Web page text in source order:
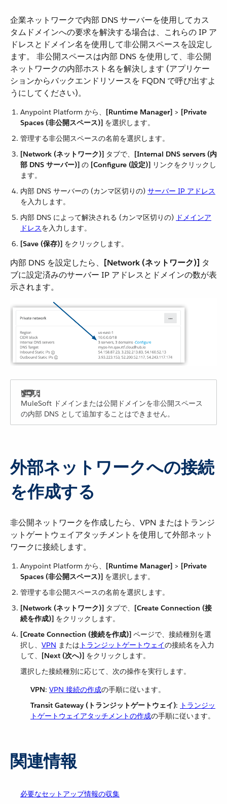
企業ネットワークで内部 DNS サーバーを使用してカス
タムドメインへの要求を解決する場合は、これらの IP ア
ドレスとドメイン名を使用して非公開スペースを設定し
ます。 非公開スペースは内部 DNS を使用して、非公開
ネットワークの内部ホスト名を解決します (アプリケー
ションからバックエンドリソースを FQDN で呼び出すよ
うにしてください)。
Anypoint Platform から、​ [Runtime Manager] ​ > ​ [Private
Spaces (非公開スペース)] ​ を選択します。
管理する非公開スペースの名前を選択します。
[Network (ネットワーク)] ​ タブで、​ [Internal DNS servers (内
部 DNS サーバー)] ​ の ​ [Configure (設定)] ​ リンクをクリックし
ます。
内部 DNS サーバーの (カンマ区切りの) ​ サーバー IP アドレス
を入力します。
内部 DNS によって解決される (カンマ区切りの) ​ ドメインア
ドレス​を入力します。
[Save (保存)] ​ をクリックします。
内部 DNS を設定したら、​ [Network (ネットワーク)] ​ タ
ブに設定済みのサーバー IP アドレスとドメインの数が表
示されます。
MuleSoft ドメインまたは公開ドメインを非公開スペース
の内部 DNS として追加することはできません。
外部ネットワークへの接続
を作成する
非公開ネットワークを作成したら、VPN またはトランジ
ットゲートウェイアタッチメントを使用して外部ネット
ワークに接続します。
Anypoint Platform から、​ [Runtime Manager] ​ > ​ [Private
Spaces (非公開スペース)] ​ を選択します。
管理する非公開スペースの名前を選択します。
[Network (ネットワーク)] ​ タブで、​ [Create Connection (接
続を作成)] ​ をクリックします。
[Create Connection (接続を作成)] ​ ページで、接続種別を選
択し、​ VPN ​ または​ トランジットゲートウェイ​の接続名を入力
して、​ [Next (次へ)] ​ をクリックします。
選択した接続種別に応じて、次の操作を実行します。
VPN​: VPN 接続の作成の手順に従います。
Transit Gateway (トランジットゲートウェイ)​: トランジッ
トゲートウェイアタッチメントの作成の手順に従います。
関連情報
必要なセットアップ情報の収集